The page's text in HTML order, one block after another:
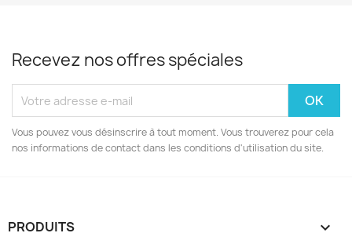
Recevez nos offres spéciales
Vous pouvez vous désinscrire à tout moment. Vous trouverez pour cela
nos informations de contact dans les conditions d'utilisation du site.
PRODUITS 